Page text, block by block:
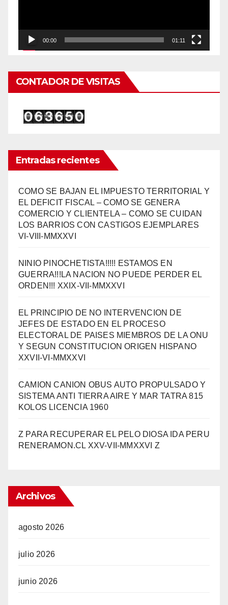
00:00 01:11
CONTADOR DE VISITAS
Entradas recientes
COMO SE BAJAN EL IMPUESTO TERRITORIAL Y
EL DEFICIT FISCAL – COMO SE GENERA
COMERCIO Y CLIENTELA – COMO SE CUIDAN
LOS BARRIOS CON CASTIGOS EJEMPLARES
VI-VIII-MMXXVI
NINIO PINOCHETISTA!!!!! ESTAMOS EN
GUERRA!!!LA NACION NO PUEDE PERDER EL
ORDEN!!! XXIX-VII-MMXXVI
EL PRINCIPIO DE NO INTERVENCION DE
JEFES DE ESTADO EN EL PROCESO
ELECTORAL DE PAISES MIEMBROS DE LA ONU
Y SEGUN CONSTITUCION ORIGEN HISPANO
XXVII-VI-MMXXVI
CAMION CANION OBUS AUTO PROPULSADO Y
SISTEMA ANTI TIERRA AIRE Y MAR TATRA 815
KOLOS LICENCIA 1960
Z PARA RECUPERAR EL PELO DIOSA IDA PERU
RENERAMON.CL XXV-VII-MMXXVI Z
Archivos
agosto 2026
julio 2026
junio 2026